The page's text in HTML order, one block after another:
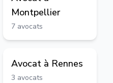
Montpellier
7 avocats
Avocat à Rennes
3 avocats